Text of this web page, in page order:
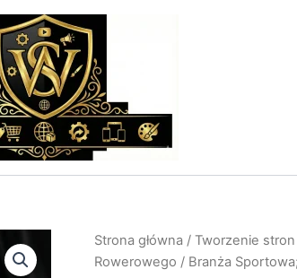
Strona główna / Tworzenie
Rowerowego / Branża
ilość
Projekt